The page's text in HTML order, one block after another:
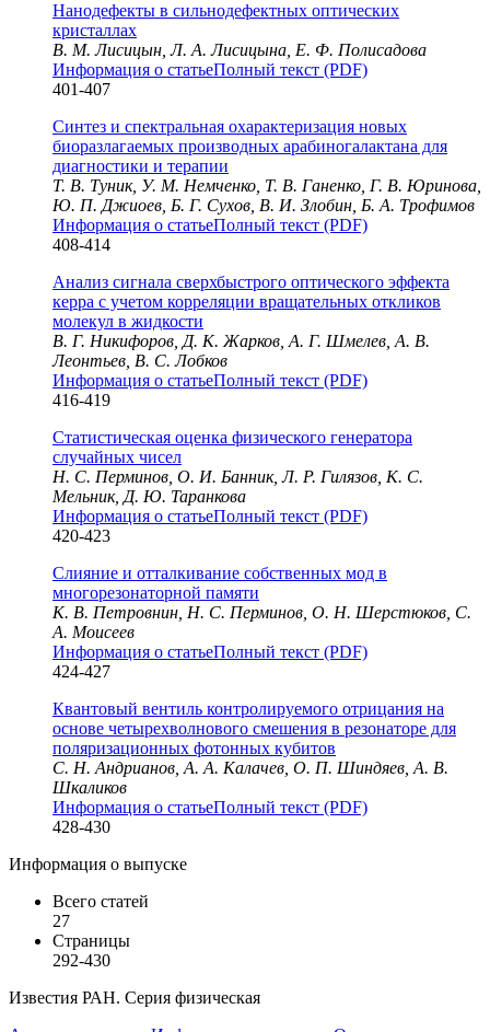
Нанодефекты в сильнодефектных оптических
кристаллах
В. М. Лисицын, Л. А. Лисицына, Е. Ф. Полисадова
Информация о статьеПолный текст (PDF)
401-407
Синтез и спектральная охарактеризация новых
биоразлагаемых производных арабиногалактана для
диагностики и терапии
Т. В. Туник, У. М. Немченко, Т. В. Ганенко, Г. В. Юринова,
Ю. П. Джиоев, Б. Г. Сухов, В. И. Злобин, Б. А. Трофимов
Информация о статьеПолный текст (PDF)
408-414
Анализ сигнала сверхбыстрого оптического эффекта
керра с учетом корреляции вращательных откликов
молекул в жидкости
В. Г. Никифоров, Д. К. Жарков, А. Г. Шмелев, А. В.
Леонтьев, В. С. Лобков
Информация о статьеПолный текст (PDF)
416-419
Статистическая оценка физического генератора
случайных чисел
Н. С. Перминов, О. И. Банник, Л. Р. Гилязов, К. С.
Мельник, Д. Ю. Таранкова
Информация о статьеПолный текст (PDF)
420-423
Слияние и отталкивание собственных мод в
многорезонаторной памяти
К. В. Петровнин, Н. С. Перминов, О. Н. Шерстюков, С.
А. Моисеев
Информация о статьеПолный текст (PDF)
424-427
Квантовый вентиль контролируемого отрицания на
основе четырехволнового смешения в резонаторе для
поляризационных фотонных кубитов
С. Н. Андрианов, А. А. Калачев, О. П. Шиндяев, А. В.
Шкаликов
Информация о статьеПолный текст (PDF)
428-430
Информация о выпуске
Всего статей
27
Страницы
292-430
Известия РАН. Серия физическая